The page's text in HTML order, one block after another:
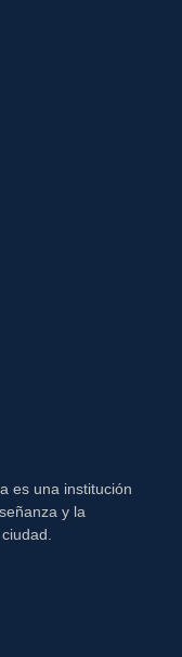
es una institución
y la